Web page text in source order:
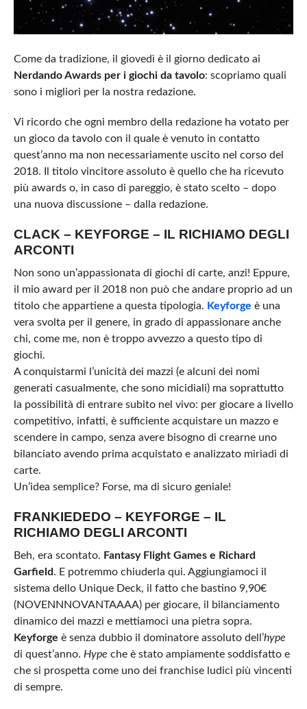
Come da tradizione, il giovedì è il giorno dedicato ai
Nerdando Awards per i giochi da tavolo: scopriamo quali
sono i migliori per la nostra redazione.
Vi ricordo che ogni membro della redazione ha votato per
un gioco da tavolo con il quale è venuto in contatto
quest’anno ma non necessariamente uscito nel corso del
2018. Il titolo vincitore assoluto è quello che ha ricevuto
più awards o, in caso di pareggio, è stato scelto – dopo
una nuova discussione – dalla redazione.
CLACK – KEYFORGE – IL RICHIAMO DEGLI
ARCONTI
Non sono un’appassionata di giochi di carte, anzi! Eppure,
il mio award per il 2018 non può che andare proprio ad un
titolo che appartiene a questa tipologia. Keyforge è una
vera svolta per il genere, in grado di appassionare anche
chi, come me, non è troppo avvezzo a questo tipo di
giochi.
A conquistarmi l’unicità dei mazzi (e alcuni dei nomi
generati casualmente, che sono micidiali) ma soprattutto
la possibilità di entrare subito nel vivo: per giocare a livello
competitivo, infatti, è sufficiente acquistare un mazzo e
scendere in campo, senza avere bisogno di crearne uno
bilanciato avendo prima acquistato e analizzato miriadi di
carte.
Un’idea semplice? Forse, ma di sicuro geniale!
FRANKIEDEDO – KEYFORGE – IL
RICHIAMO DEGLI ARCONTI
Beh, era scontato. Fantasy Flight Games e Richard
Garfield. E potremmo chiuderla qui. Aggiungiamoci il
sistema dello Unique Deck, il fatto che bastino 9,90€
(NOVENNNOVANTAAAA) per giocare, il bilanciamento
dinamico dei mazzi e mettiamoci una pietra sopra.
Keyforge è senza dubbio il dominatore assoluto dell’hype
di quest’anno. Hype che è stato ampiamente soddisfatto e
che si prospetta come uno dei franchise ludici più vincenti
di sempre.